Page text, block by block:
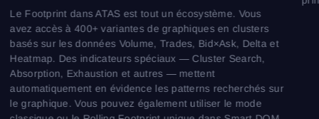
Le Footprint dans ATAS est tout un écosystème. Vous
avez accès à 400+ variantes de graphiques en clusters
basés sur les données Volume, Trades, Bid×Ask, Delta et
Heatmap. Des indicateurs spéciaux — Cluster Search,
Absorption, Exhaustion et autres — mettent
automatiquement en évidence les patterns recherchés sur
le graphique. Vous pouvez également utiliser le mode